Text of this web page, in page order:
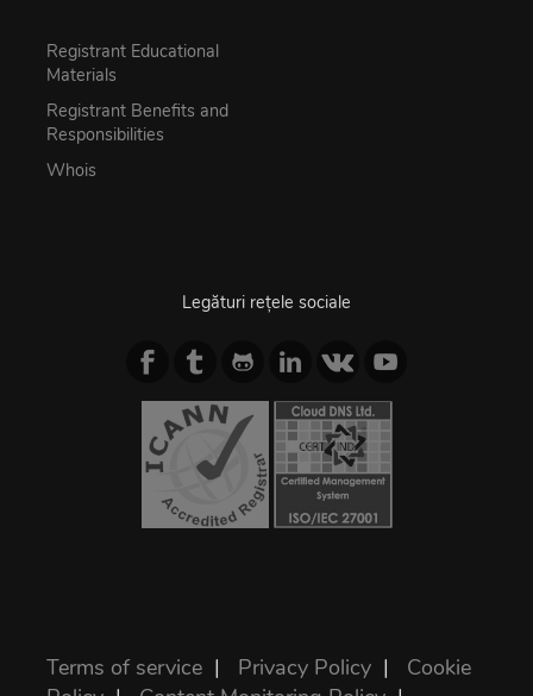
Registrant Educational
Materials
Registrant Benefits and
Responsibilities
Whois
Legături rețele sociale
Terms of service | Privacy Policy | Cookie